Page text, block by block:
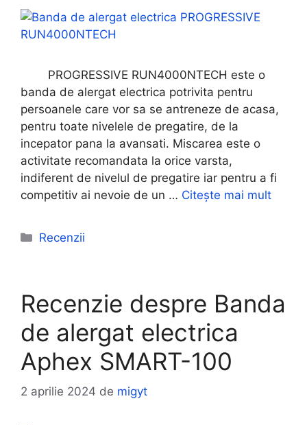
PROGRESSIVE RUN4000NTECH este o
banda de alergat electrica potrivita pentru
persoanele care vor sa se antreneze de acasa,
pentru toate nivelele de pregatire, de la
incepator pana la avansati. Miscarea este o
activitate recomandata la orice varsta,
indiferent de nivelul de pregatire iar pentru a fi
competitiv ai nevoie de un … Citește mai mult
Categorii
Recenzii
Recenzie despre Banda
de alergat electrica
Aphex SMART-100
2 aprilie 2024 de migyt